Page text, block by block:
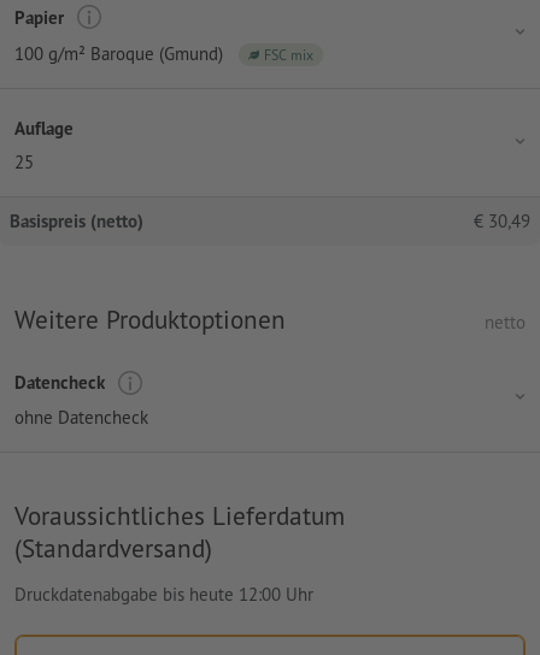
Papier
100 g/m² Baroque (Gmund)
FSC mix
Auflage
25
Basispreis (netto) € 30,49
Weitere Produktoptionen netto
Datencheck
ohne Datencheck
Voraussichtliches Lieferdatum
(Standardversand)
Druckdatenabgabe bis heute 12:00 Uhr